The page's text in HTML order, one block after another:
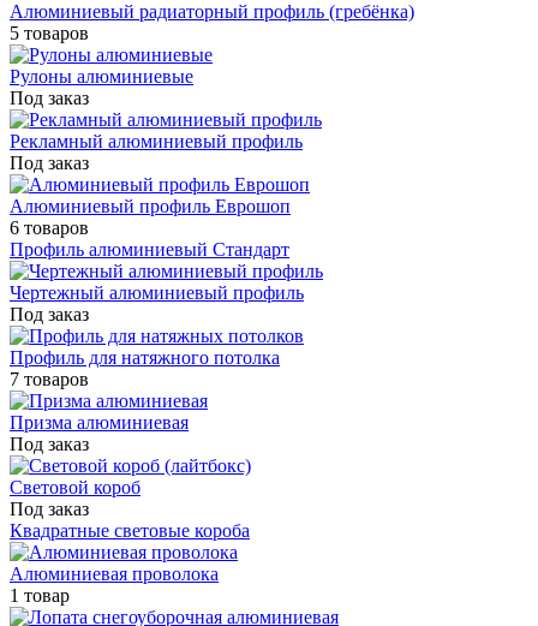
Алюминиевый радиаторный профиль (гребёнка)
5 товаров
Рулоны алюминиевые
Под заказ
Рекламный алюминиевый профиль
Под заказ
Алюминиевый профиль Еврошоп
6 товаров
Профиль алюминиевый Стандарт
Чертежный алюминиевый профиль
Под заказ
Профиль для натяжного потолка
7 товаров
Призма алюминиевая
Под заказ
Световой короб
Под заказ
Квадратные световые короба
Алюминиевая проволока
1 товар